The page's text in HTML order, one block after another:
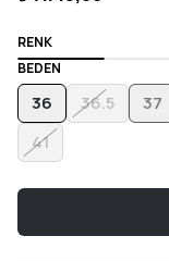
RENK
BEDEN
36 36.5 37
41